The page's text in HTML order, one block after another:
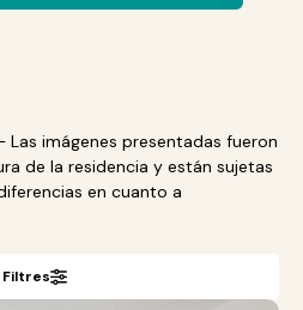
Las imágenes presentadas fueron
de la residencia y están sujetas
en cuanto a
Filtres